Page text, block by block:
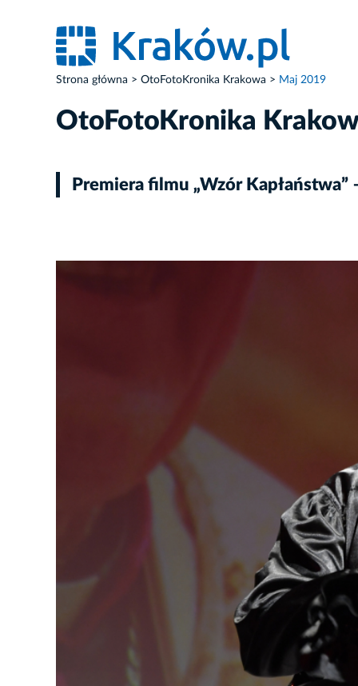
Strona główna OtoFotoKronika Krakowa Maj 2019
OtoFotoKronika
Premiera filmu „Wzór